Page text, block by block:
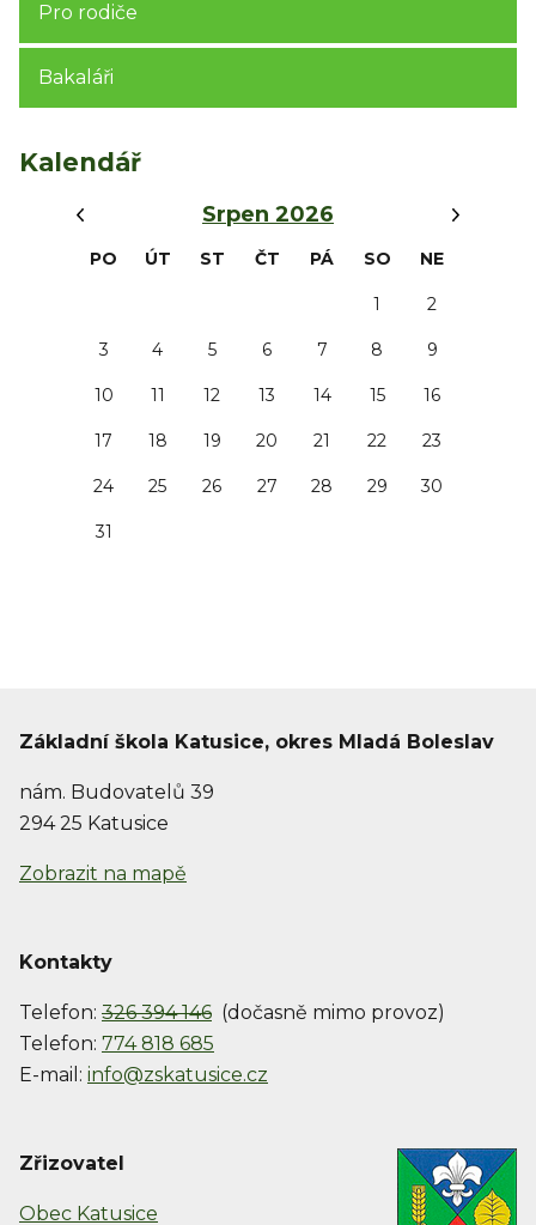
Pro rodiče
Bakaláři
Kalendář
Srpen 2026
PO ÚT ST ČT PÁ SO NE
1 2
3 4 5 6 7 8 9
10 11 12 13 14 15 16
17 18 19 20 21 22 23
24 25 26 27 28 29 30
31
Základní škola Katusice, okres Mladá Boleslav
nám. Budovatelů 39
294 25 Katusice
Zobrazit na mapě
Kontakty
Telefon: 326 394 146 (dočasně mimo provoz)
Telefon: 774 818 685
E-mail: info@zskatusice.cz
Zřizovatel
Obec Katusice